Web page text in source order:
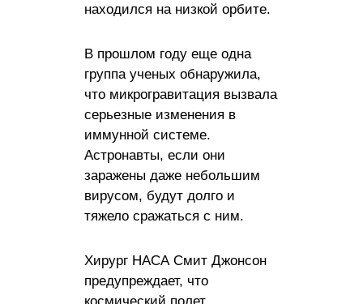
находился на низкой орбите.
В прошлом году еще одна
группа ученых обнаружила,
что микрогравитация вызвала
серьезные изменения в
иммунной системе.
Астронавты, если они
заражены даже небольшим
вирусом, будут долго и
тяжело сражаться с ним.
Хирург НАСА Смит Джонсон
предупреждает, что
космический полет